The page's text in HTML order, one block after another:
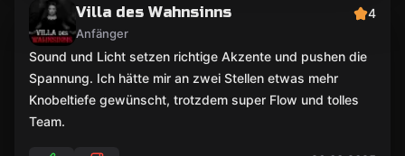
Villa des Wahnsinns
Anfänger
4
Sound und Licht setzen richtige Akzente und pushen die
Spannung. Ich hätte mir an zwei Stellen etwas mehr
Knobeltiefe gewünscht, trotzdem super Flow und tolles
Team.